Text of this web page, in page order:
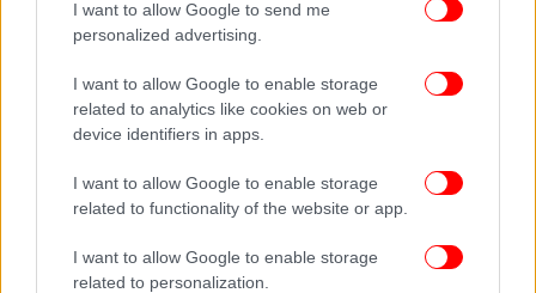
I want to allow Google to send me
personalized advertising.
I want to allow Google to enable storage
related to analytics like cookies on web or
device identifiers in apps.
I want to allow Google to enable storage
related to functionality of the website or app.
I want to allow Google to enable storage
related to personalization.
ΟΛΕΣ ΟΙ ΕΙΔΗΣΕΙΣ